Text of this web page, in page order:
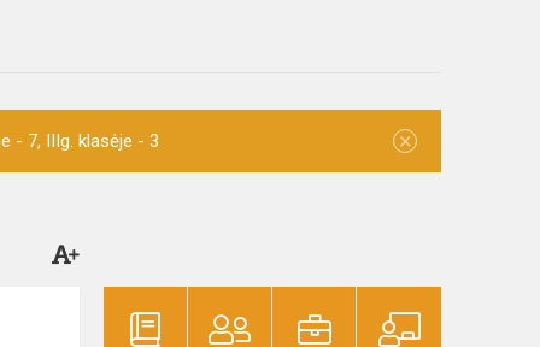
- 7, IIIg. klasėje - 3 ×